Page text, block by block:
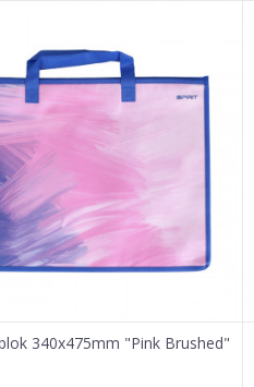
340x475mm "Pink Brushed"